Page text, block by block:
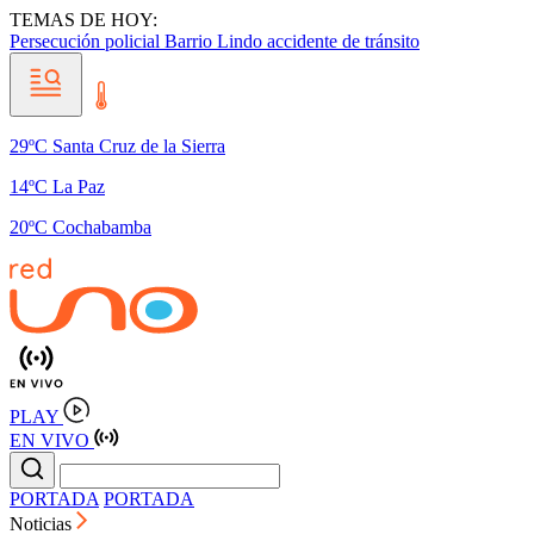
TEMAS DE HOY:
Persecución policial Barrio Lindo accidente de tránsito
29ºC Santa Cruz de la Sierra
14ºC La Paz
20ºC Cochabamba
PLAY
EN VIVO
PORTADA PORTADA
Noticias